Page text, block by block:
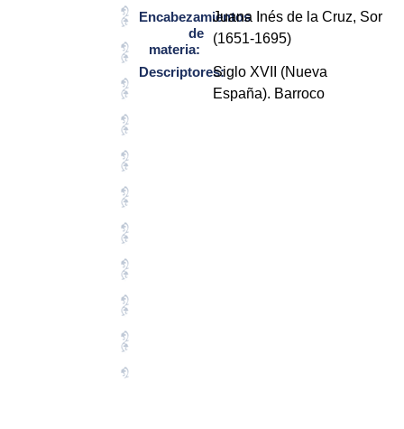
Encabezamientos
de
materia:
Juana Inés de la Cruz, Sor
(1651-1695)
Descriptores:Siglo XVII (Nueva
España). Barroco